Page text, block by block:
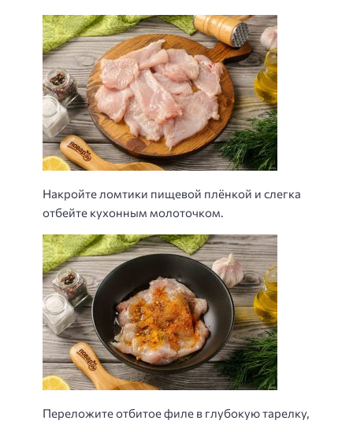
Накройте ломтики пищевой плёнкой и слегка
отбейте кухонным молоточком.
Переложите отбитое филе в глубокую тарелку,